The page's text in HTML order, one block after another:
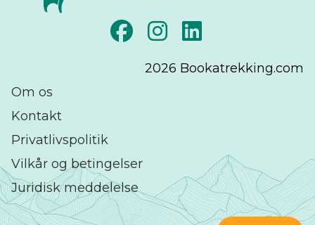
2026 Bookatrekking.com
Om os
Kontakt
Privatlivspolitik
Vilkår og betingelser
Juridisk meddelelse